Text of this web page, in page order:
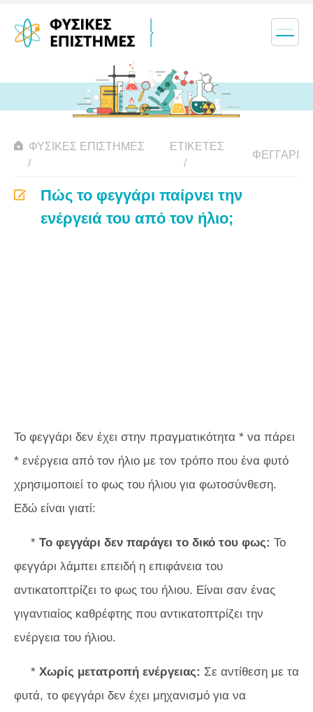
ΦΥΣΙΚΈΣ ΕΠΙΣΤΉΜΕΣ ΕΤΙΚΈΤΕΣ
ΦΕΓΓΆΡΙ
Πώς το φεγγάρι παίρνει την
ενέργειά του από τον ήλιο;
Το φεγγάρι δεν έχει στην πραγματικότητα * να πάρει
* ενέργεια από τον ήλιο με τον τρόπο που ένα φυτό
χρησιμοποιεί το φως του ήλιου για φωτοσύνθεση.
Εδώ είναι γιατί:
* Το φεγγάρι δεν παράγει το δικό του φως: Το
φεγγάρι λάμπει επειδή η επιφάνεια του
αντικατοπτρίζει το φως του ήλιου. Είναι σαν ένας
γιγαντιαίος καθρέφτης που αντικατοπτρίζει την
ενέργεια του ήλιου.
* Χωρίς μετατροπή ενέργειας: Σε αντίθεση με τα
φυτά, το φεγγάρι δεν έχει μηχανισμό για να